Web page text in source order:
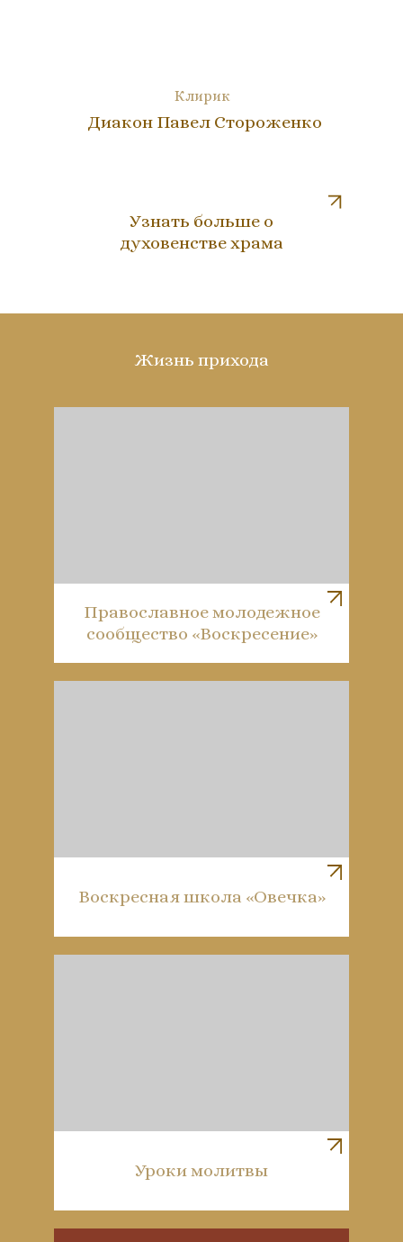
Клирик
Диакон Павел Стороженко
Узнать больше о
духовенстве храма
Жизнь прихода
Уроки молитвы
Воскресная школа «Овечка»
Православное молодежное
сообщество «Воскресение»